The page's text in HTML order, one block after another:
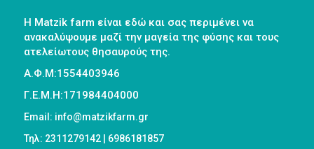
Η Matzik farm είναι εδώ και σας περιμένει να
ανακαλύψουμε μαζί την μαγεία της φύσης και τους
ατελείωτους θησαυρούς της.
Α.Φ.Μ:1554403946
Γ.Ε.Μ.Η:171984404000
Email: info@matzikfarm.gr
Τηλ: 2311279142 | 6986181857